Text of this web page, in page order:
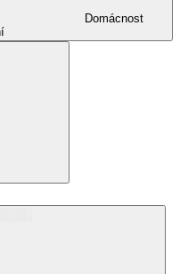
Domácnost